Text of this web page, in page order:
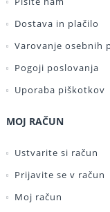
Dostava in plačilo
Varovanje osebnih
Pogoji poslovanja
Uporaba piškotkov
MOJ RAČUN
Ustvarite si račun
Prijavite se v račun
Moj račun